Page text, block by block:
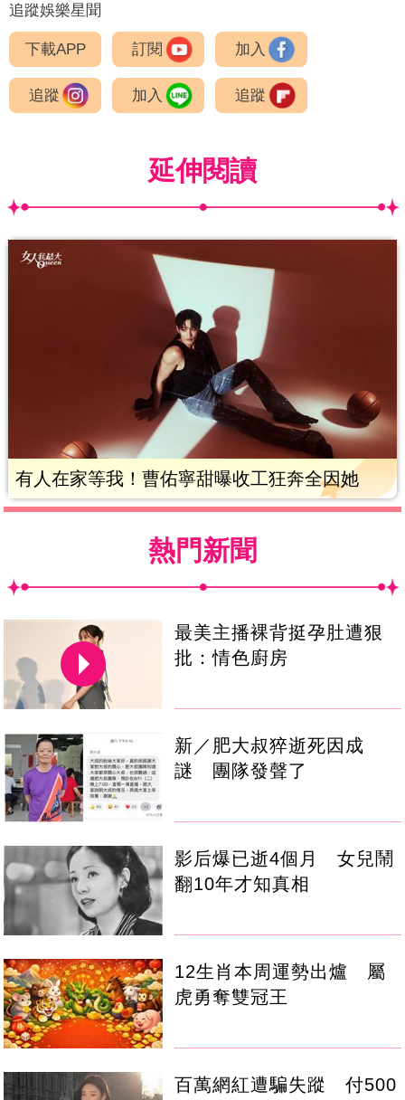
追蹤娛樂星聞
下載APP 訂閱 加入
追蹤 加入 追蹤
延伸閱讀
有人在家等我！曹佑寧甜曝收工狂奔全因她
熱門新聞
最美主播裸背挺孕肚遭狠
批：情色廚房
新／肥大叔猝逝死因成
謎 團隊發聲了
影后爆已逝4個月 女兒鬧
翻10年才知真相
12生肖本周運勢出爐 屬
虎勇奪雙冠王
百萬網紅遭騙失蹤 付500